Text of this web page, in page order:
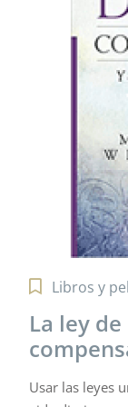
Videos
Nuestro
Un relato breve